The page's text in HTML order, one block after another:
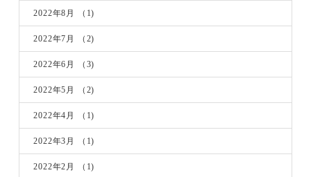
2022年8月 （1)
2022年7月 （2)
2022年6月 （3)
2022年5月 （2)
2022年4月 （1)
2022年3月 （1)
2022年2月 （1)